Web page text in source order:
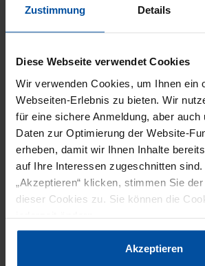
Zustimmung Details
Diese Webseite verwendet Cookies
Wir verwenden Cookies, um Ihnen ein
Webseiten-Erlebnis zu bieten. Wir
für eine sichere Anmeldung, aber
Daten zur Optimierung der Website-
erheben, damit wir Ihnen Inhalte
auf Ihre Interessen zugeschnitten
„Akzeptieren“ klicken, stimmen Sie
dieser Cookies zu. Sie können die
jederzeit ändern.
Datenschutzerklärung|Impressum
Akzeptieren
Der International FoodTec Award,
internationalen
in diesem Jahr zum elften Mal
zahlreichen Bewerbungen hat
Experten-Jury 20 Innovationen
mit einem Award in Gold oder
ausgezeichnet werden.„Wir
über diese Auszeichnung. Die
renommierte Experten der
bestätigt, dass wir unseren
Produktionssicherheit,